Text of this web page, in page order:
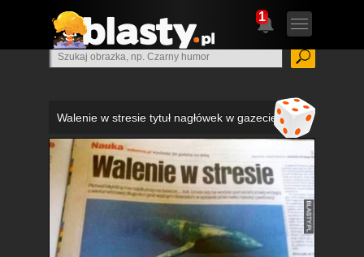
1
Walenie w stresie tytuł nagłówek w gazecie